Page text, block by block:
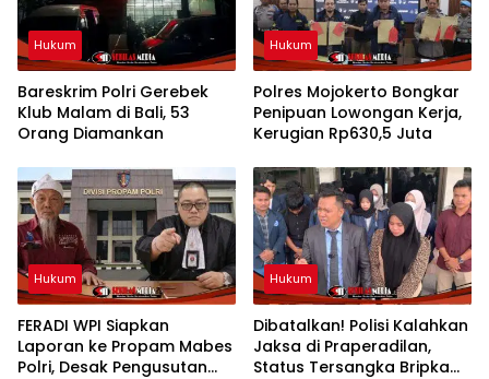
Hukum
Bareskrim Polri Gerebek
Klub Malam di Bali, 53
Orang Diamankan
Hukum
Polres Mojokerto Bongkar
Penipuan Lowongan Kerja,
Kerugian Rp630,5 Juta
Hukum
FERADI WPI Siapkan
Laporan ke Propam Mabes
Polri, Desak Pengusutan
Hukum
Dibatalkan! Polisi Kalahkan
Jaksa di Praperadilan,
Status Tersangka Bripka